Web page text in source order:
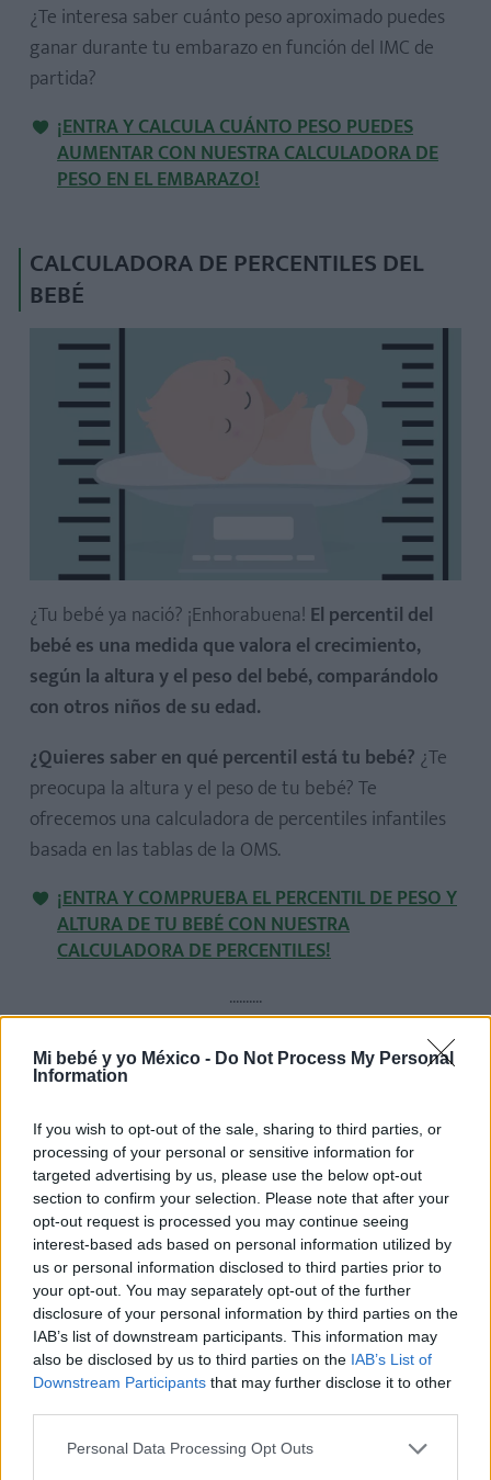
Mi bebé y yo México - Do Not Process My Personal
Information
If you wish to opt-out of the sale, sharing to third parties, or
processing of your personal or sensitive information for
targeted advertising by us, please use the below opt-out
section to confirm your selection. Please note that after your
opt-out request is processed you may continue seeing
interest-based ads based on personal information utilized by
us or personal information disclosed to third parties prior to
your opt-out. You may separately opt-out of the further
disclosure of your personal information by third parties on the
IAB’s list of downstream participants. This information may
also be disclosed by us to third parties on the IAB’s List of
Downstream Participants that may further disclose it to other
Personal Data Processing Opt Outs
¿Te interesa saber cuánto peso aproximado puedes
ganar durante tu embarazo en función del IMC de
partida?
¡ENTRA Y CALCULA CUÁNTO PESO PUEDES
AUMENTAR CON NUESTRA CALCULADORA DE
PESO EN EL EMBARAZO!
CALCULADORA DE PERCENTILES DEL
BEBÉ
¿Tu bebé ya nació? ¡Enhorabuena! El percentil del
bebé es una medida que valora el crecimiento,
según la altura y el peso del bebé, comparándolo
con otros niños de su edad.
¿Quieres saber en qué percentil está tu bebé? ¿Te
preocupa la altura y el peso de tu bebé? Te
ofrecemos una calculadora de percentiles infantiles
basada en las tablas de la OMS.
¡ENTRA Y COMPRUEBA EL PERCENTIL DE PESO Y
ALTURA DE TU BEBÉ CON NUESTRA
CALCULADORA DE PERCENTILES!
..........
¿Te resultaron prácticas estas calculadoras del
embarazo? ¿Cuál de ellas te gustó más y por qué?
ELENA RUIZ
Periodista especializada en
parenting, infancia y crianza
Elena Ruiz